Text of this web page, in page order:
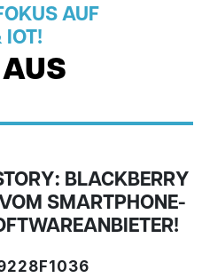
AUF
IOT!
BLACKBERRY
SMARTPHONE-